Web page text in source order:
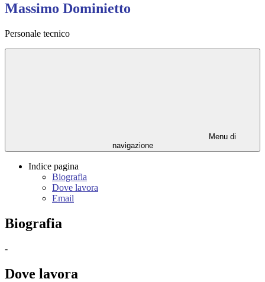
Massimo Dominietto
Personale tecnico
Menu di
navigazione
Indice pagina
Biografia
Dove lavora
Email
Biografia
-
Dove lavora